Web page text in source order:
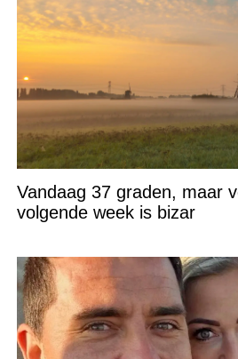
Vandaag 37 graden, maar
volgende week is bizar